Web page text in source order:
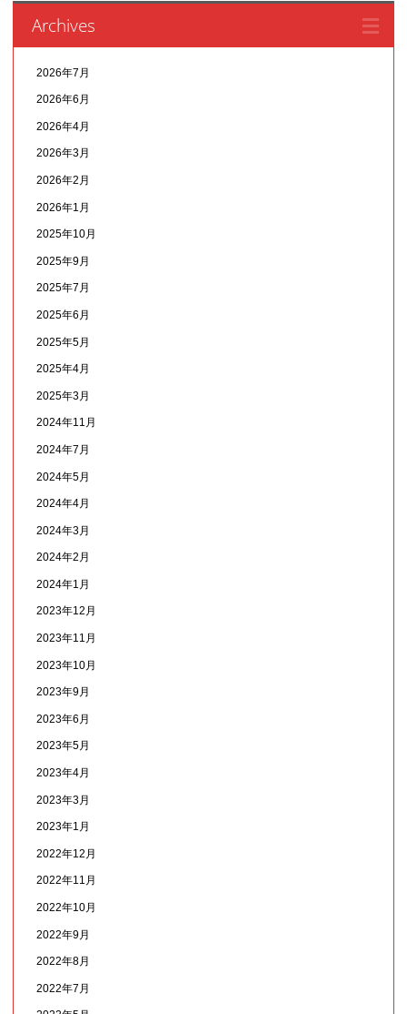
Archives
2026年7月
2026年6月
2026年4月
2026年3月
2026年2月
2026年1月
2025年10月
2025年9月
2025年7月
2025年6月
2025年5月
2025年4月
2025年3月
2024年11月
2024年7月
2024年5月
2024年4月
2024年3月
2024年2月
2024年1月
2023年12月
2023年11月
2023年10月
2023年9月
2023年6月
2023年5月
2023年4月
2023年3月
2023年1月
2022年12月
2022年11月
2022年10月
2022年9月
2022年8月
2022年7月